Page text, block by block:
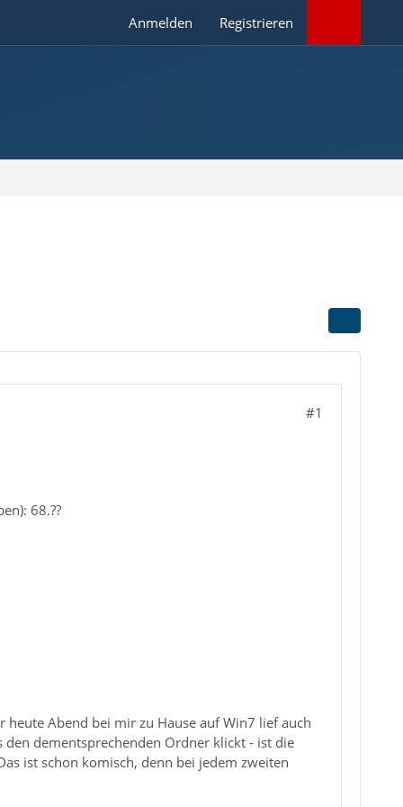
Anmelden Registrieren
#1
68.??
Abend bei mir zu Hause auf Win7 lief auch
dementsprechenden Ordner klickt - ist die
ist schon komisch, denn bei jedem zweiten